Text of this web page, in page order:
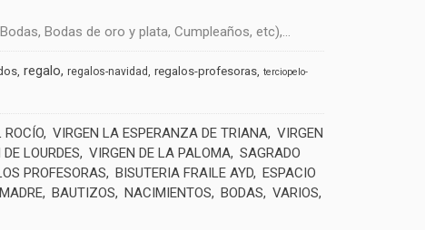
Bodas de oro y plata, Cumpleaños, etc),...
regalo regalos-navidad regalos-profesoras terciopelo-
ROCÍO VIRGEN LA ESPERANZA DE TRIANA VIRGEN
LOURDES VIRGEN DE LA PALOMA SAGRADO
PROFESORAS BISUTERIA FRAILE AYD ESPACIO
BAUTIZOS NACIMIENTOS BODAS
VARIOS